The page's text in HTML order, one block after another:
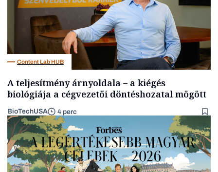
Content Lab HUB
A teljesítmény árnyoldala – a kiégés
biológiája a cégvezetői döntéshozatal mögött
BioTechUSA 4 perc